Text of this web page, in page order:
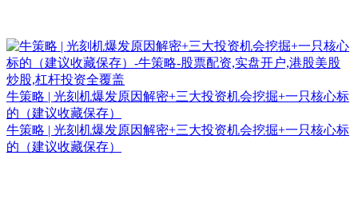
牛策略 | 光刻机爆发原因解密+三大投资机会挖掘+一只核心标
的（建议收藏保存）
牛策略 | 光刻机爆发原因解密+三大投资机会挖掘+一只核心标
的（建议收藏保存）